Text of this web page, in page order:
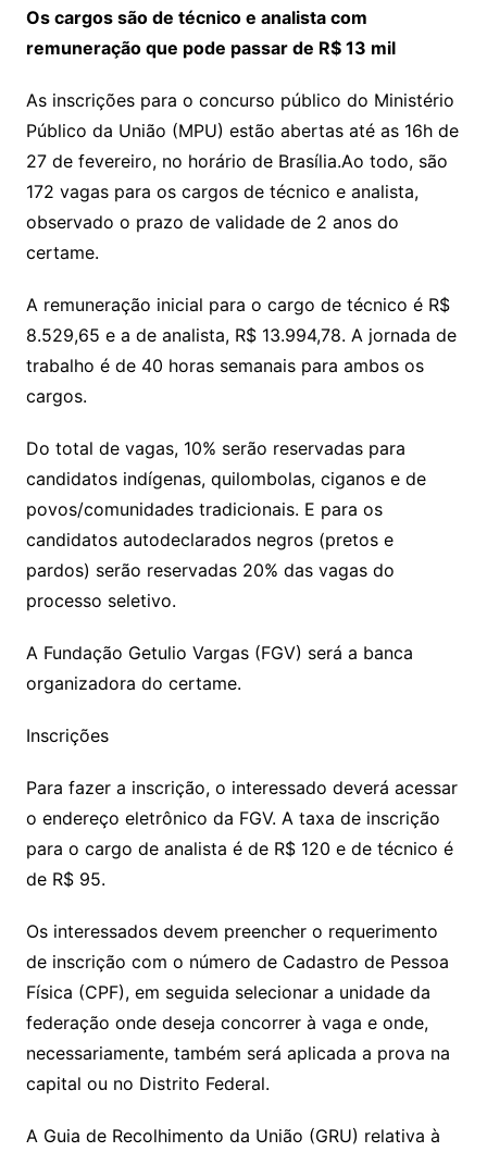
Os cargos são de técnico e analista com
remuneração que pode passar de R$ 13 mil
As inscrições para o concurso público do Ministério
Público da União (MPU) estão abertas até as 16h de
27 de fevereiro, no horário de Brasília.Ao todo, são
172 vagas para os cargos de técnico e analista,
observado o prazo de validade de 2 anos do
certame.
A remuneração inicial para o cargo de técnico é R$
8.529,65 e a de analista, R$ 13.994,78. A jornada de
trabalho é de 40 horas semanais para ambos os
cargos.
Do total de vagas, 10% serão reservadas para
candidatos indígenas, quilombolas, ciganos e de
povos/comunidades tradicionais. E para os
candidatos autodeclarados negros (pretos e
pardos) serão reservadas 20% das vagas do
processo seletivo.
A Fundação Getulio Vargas (FGV) será a banca
organizadora do certame.
Inscrições
Para fazer a inscrição, o interessado deverá acessar
o endereço eletrônico da FGV. A taxa de inscrição
para o cargo de analista é de R$ 120 e de técnico é
de R$ 95.
Os interessados devem preencher o requerimento
de inscrição com o número de Cadastro de Pessoa
Física (CPF), em seguida selecionar a unidade da
federação onde deseja concorrer à vaga e onde,
necessariamente, também será aplicada a prova na
capital ou no Distrito Federal.
A Guia de Recolhimento da União (GRU) relativa à